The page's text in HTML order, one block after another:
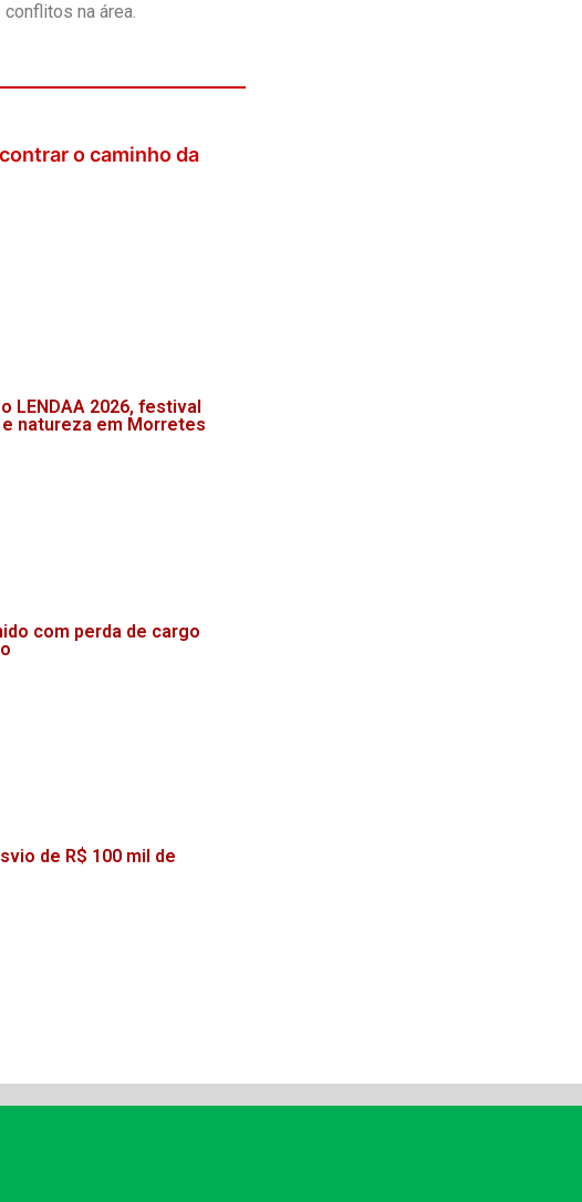
na área.
o caminho da
LENDAA 2026, festival
natureza em Morretes
com perda de cargo
de R$ 100 mil de